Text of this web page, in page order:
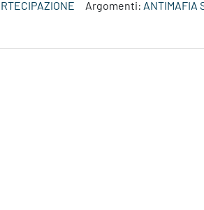
Argomenti: ANTIMAFIA